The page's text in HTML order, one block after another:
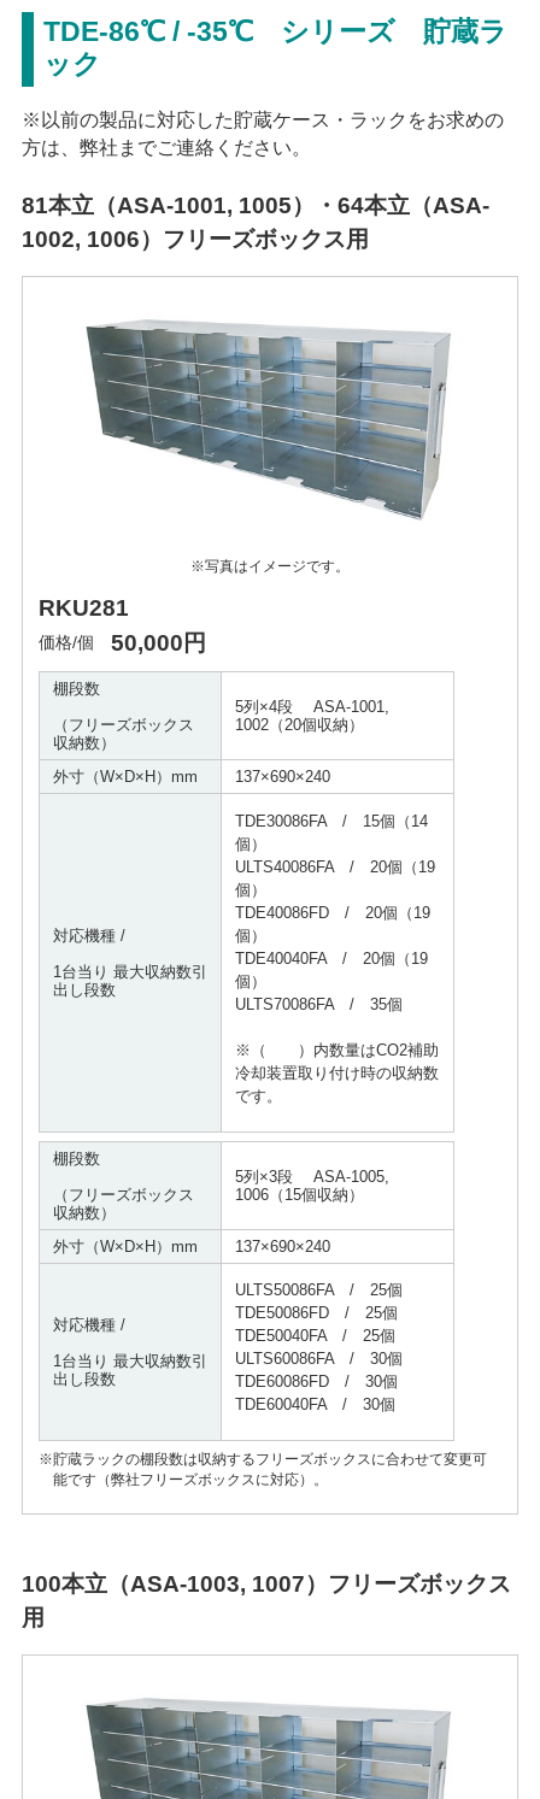
TDE-86℃ / -35℃ シリーズ 貯蔵ラ
ック
※以前の製品に対応した貯蔵ケース・ラックをお求めの
方は、弊社までご連絡ください。
81本立（ASA-1001, 1005）・64本立（ASA-
1002, 1006）フリーズボックス用
※写真はイメージです。
RKU281
価格/個 50,000円
棚段数
（フリーズボックス
収納数）
5列×4段 ASA-1001,
1002（20個収納）
外寸（W×D×H）mm 137×690×240
対応機種 /
1台当り 最大収納数引
出し段数
TDE30086FA / 15個（14
個）
ULTS40086FA / 20個（19
個）
TDE40086FD / 20個（19
個）
TDE40040FA / 20個（19
個）
ULTS70086FA / 35個
※（ ）内数量はCO2補助
冷却装置取り付け時の収納数
です。
棚段数
（フリーズボックス
収納数）
5列×3段 ASA-1005,
1006（15個収納）
外寸（W×D×H）mm 137×690×240
対応機種 /
1台当り 最大収納数引
出し段数
ULTS50086FA / 25個
TDE50086FD / 25個
TDE50040FA / 25個
ULTS60086FA / 30個
TDE60086FD / 30個
TDE60040FA / 30個
※貯蔵ラックの棚段数は収納するフリーズボックスに合わせて変更可
能です（弊社フリーズボックスに対応）。
100本立（ASA-1003, 1007）フリーズボックス
用